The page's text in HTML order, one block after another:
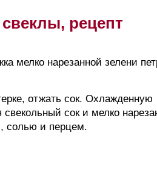
рецепт
мелко нарезанной зелени
отжать сок. Охлажденную
сок и мелко
солью и перцем.